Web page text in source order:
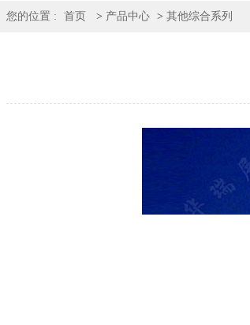
您的位置 : 首页 > 产品中心 > 其他综合系列